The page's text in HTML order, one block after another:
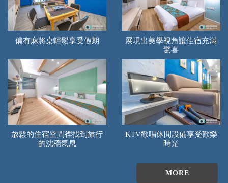
備有麻將桌輕鬆享受假期
展現出美學視角讓住宿充滿
驚喜
放鬆的住宿空間裡找到旅行
的沈穩氣息
KTV歡唱休閒設備享受歡樂
時光
MORE